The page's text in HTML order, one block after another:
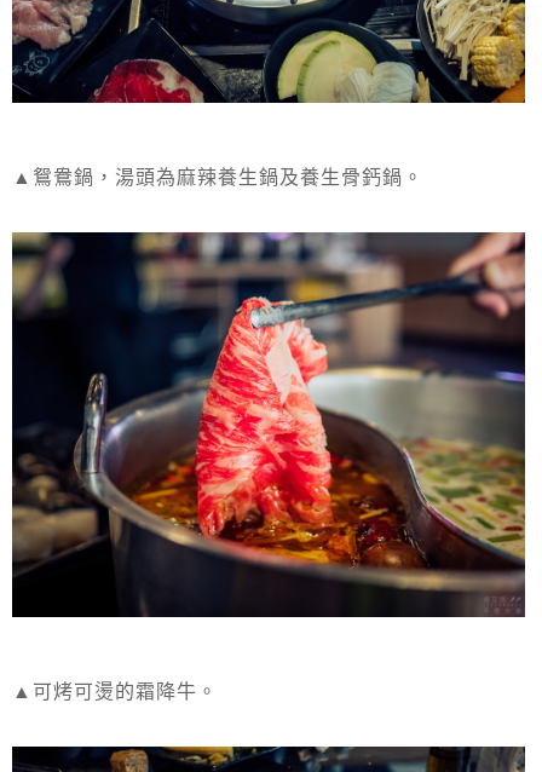
▲鴛鴦鍋，湯頭為麻辣養生鍋及養生骨鈣鍋。
▲可烤可燙的霜降牛。